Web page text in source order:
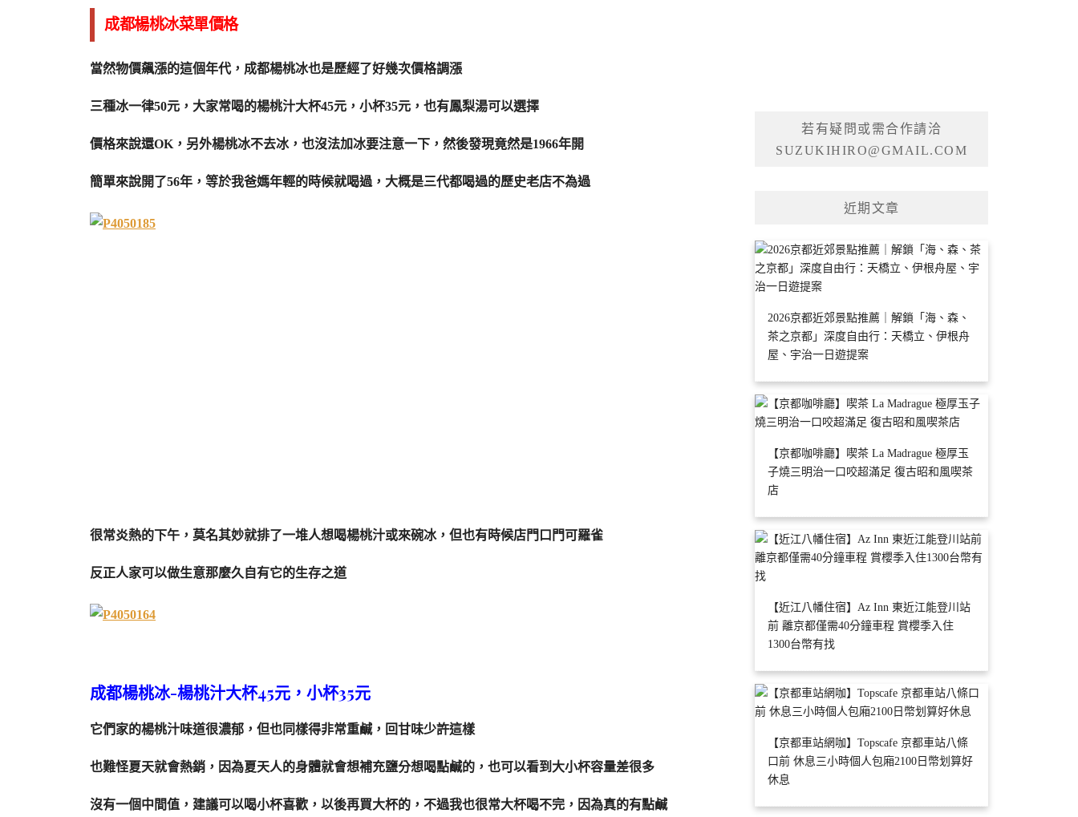
成都楊桃冰菜單價格
當然物價飆漲的這個年代，成都楊桃冰也是歷經了好幾次價格調漲
三種冰一律50元，大家常喝的楊桃汁大杯45元，小杯35元，也有鳳梨湯可以選擇
價格來說還OK，另外楊桃冰不去冰，也沒法加冰要注意一下，然後發現竟然是1966年開
簡單來說開了56年，等於我爸媽年輕的時候就喝過，大概是三代都喝過的歷史老店不為過
很常炎熱的下午，莫名其妙就排了一堆人想喝楊桃汁或來碗冰，但也有時候店門口門可羅雀
反正人家可以做生意那麼久自有它的生存之道
成都楊桃冰-楊桃汁大杯45元，小杯35元
它們家的楊桃汁味道很濃郁，但也同樣得非常重鹹，回甘味少許這樣
也難怪夏天就會熱銷，因為夏天人的身體就會想補充鹽分想喝點鹹的，也可以看到大小杯容量差很多
沒有一個中間值，建議可以喝小杯喜歡，以後再買大杯的，不過我也很常大杯喝不完，因為真的有點鹹
若有疑問或需合作請洽
SUZUKIHIRO@GMAIL.COM
近期文章
2026京都近郊景點推薦｜解鎖「海、森、
茶之京都」深度自由行：天橋立、伊根舟
屋、宇治一日遊提案
【京都咖啡廳】喫茶 La Madrague 極厚玉
子燒三明治一口咬超滿足 復古昭和風喫茶
店
【近江八幡住宿】Az Inn 東近江能登川站
前 離京都僅需40分鐘車程 賞櫻季入住
1300台幣有找
【京都車站網咖】Topscafe 京都車站八條
口前 休息三小時個人包廂2100日幣划算好
休息